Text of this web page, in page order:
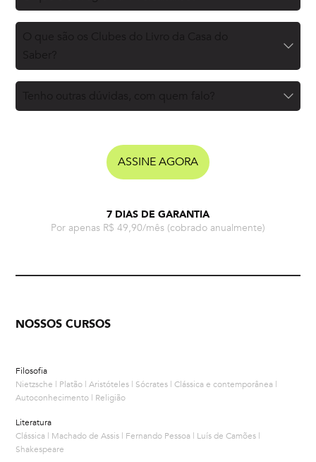
ASSINE AGORA
7 DIAS DE GARANTIA
Por apenas R$ 49,90/mês (cobrado anualmente)
NOSSOS CURSOS
Filosofia
Nietzsche | Platão | Aristóteles | Sócrates | Clássica e contemporânea |
Autoconhecimento | Religião
Literatura
Clássica | Machado de Assis | Fernando Pessoa | Luís de Camões |
Shakespeare